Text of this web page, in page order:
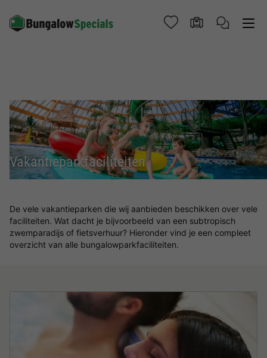
Vakantieparkfaciliteiten
De vele vakantieparken die wij aanbieden beschikken over vele
faciliteiten. Wat dacht je bijvoorbeeld van een subtropisch
zwemparadijs of fietsverhuur? Hieronder vind je een compleet
overzicht van alle bungalowparkfaciliteiten.